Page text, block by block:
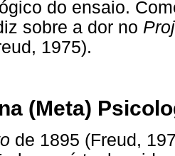
do ensaio.
sobre a dor no
1975).
(Meta)
de 1895 (Freud,